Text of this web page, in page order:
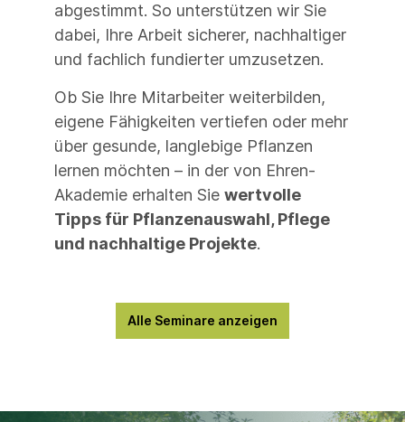
abgestimmt. So unterstützen wir Sie
dabei, Ihre Arbeit sicherer, nachhaltiger
und fachlich fundierter umzusetzen.
Ob Sie Ihre Mitarbeiter weiterbilden,
eigene Fähigkeiten vertiefen oder mehr
über gesunde, langlebige Pflanzen
lernen möchten – in der von Ehren-
Akademie erhalten Sie wertvolle
Tipps für Pflanzenauswahl, Pflege
und nachhaltige Projekte.
Alle Seminare anzeigen